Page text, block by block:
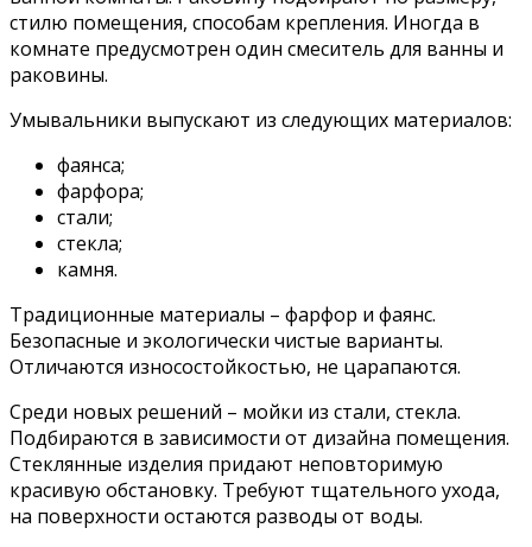
стилю помещения, способам крепления. Иногда в
комнате предусмотрен один смеситель для ванны и
раковины.
Умывальники выпускают из следующих материалов:
фаянса;
фарфора;
стали;
стекла;
камня.
Традиционные материалы – фарфор и фаянс.
Безопасные и экологически чистые варианты.
Отличаются износостойкостью, не царапаются.
Среди новых решений – мойки из стали, стекла.
Подбираются в зависимости от дизайна помещения.
Стеклянные изделия придают неповторимую
красивую обстановку. Требуют тщательного ухода,
на поверхности остаются разводы от воды.